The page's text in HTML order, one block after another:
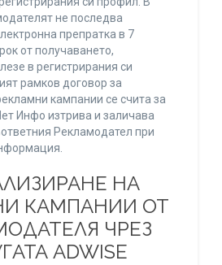
не последва
препратка в 7
от получаването,
в регистрирания си
рамков договор за
кампании се счита за
Инфо изтрива и заличава
Рекламодател при
НА
КАМПАНИИ ОТ
ЧРЕЗ
ADWISE